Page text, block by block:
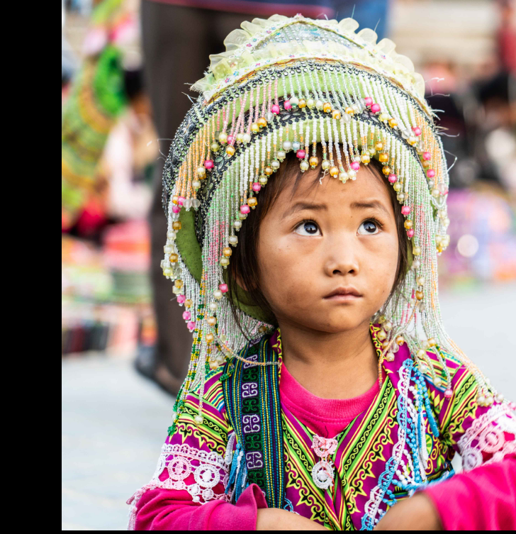
Galleria Fotografica
Esplorazioni Urbex
Brand e Aziende
Contatti